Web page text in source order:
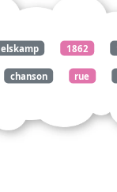
elskamp 1862
chanson rue